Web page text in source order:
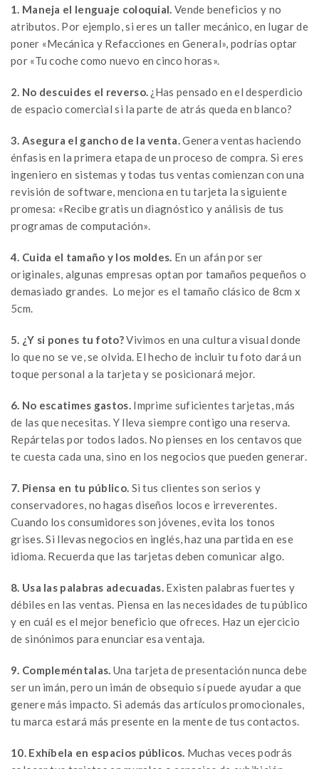
1. Maneja el lenguaje coloquial. Vende beneficios y no
atributos. Por ejemplo, si eres un taller mecánico, en lugar de
poner «Mecánica y Refacciones en General», podrías optar
por «Tu coche como nuevo en cinco horas».
2. No descuides el reverso. ¿Has pensado en el desperdicio
de espacio comercial si la parte de atrás queda en blanco?
3. Asegura el gancho de la venta.Genera ventas haciendo
énfasis en la primera etapa de un proceso de compra. Si eres
ingeniero en sistemas y todas tus ventas comienzan con una
revisión de software, menciona en tu tarjeta la siguiente
promesa: «Recibe gratis un diagnóstico y análisis de tus
programas de computación».
4. Cuida el tamaño y los moldes. En un afán por ser
originales, algunas empresas optan por tamaños pequeños o
demasiado grandes. Lo mejor es el tamaño clásico de 8cm x
5cm.
5. ¿Y si pones tu foto?Vivimos en una cultura visual donde
lo que no se ve, se olvida. El hecho de incluir tu foto dará un
toque personal a la tarjeta y se posicionará mejor.
6. No escatimes gastos.Imprime suficientes tarjetas, más
de las que necesitas. Y lleva siempre contigo una reserva.
Repártelas por todos lados. No pienses en los centavos que
te cuesta cada una, sino en los negocios que pueden generar.
7. Piensa en tu público. Si tus clientes son serios y
conservadores, no hagas diseños locos e irreverentes.
Cuando los consumidores son jóvenes, evita los tonos
grises. Si llevas negocios en inglés, haz una partida en ese
idioma. Recuerda que las tarjetas deben comunicar algo.
8. Usa las palabras adecuadas. Existen palabras fuertes y
débiles en las ventas. Piensa en las necesidades de tu público
y en cuál es el mejor beneficio que ofreces. Haz un ejercicio
de sinónimos para enunciar esa ventaja.
9. Compleméntalas. Una tarjeta de presentación nunca debe
ser un imán, pero un imán de obsequio sí puede ayudar a que
genere más impacto. Si además das artículos promocionales,
tu marca estará más presente en la mente de tus contactos.
10. Exhíbela en espacios públicos. Muchas veces podrás